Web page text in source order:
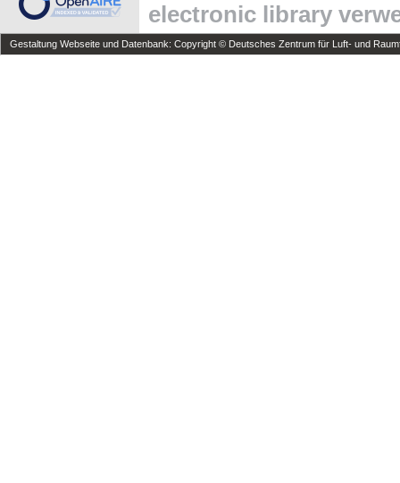
electronic library
Gestaltung Webseite und Datenbank: Copyright © Deutsches Zentrum für Luft- und